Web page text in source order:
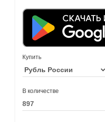
Купить
В количестве